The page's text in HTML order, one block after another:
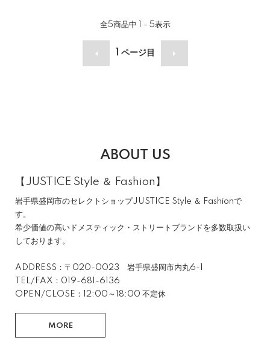
全5商品中 1 - 5表示
ページ目
ABOUT US
【JUSTICE Style ＆ Fashion】
岩手県盛岡市のセレクトショップJUSTICE Style ＆ Fashionで
す。
希少価値の高いドメスティック・ストリートブランドを多数取扱い
しております。
ADDRESS：〒020-0023 岩手県盛岡市内丸6-1
TEL/FAX：019-681-6136
OPEN/CLOSE：12:00～18:00 不定休
MORE